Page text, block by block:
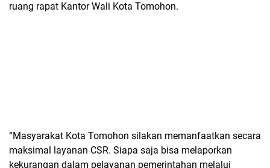
ruang rapat Kantor Wali Kota Tomohon.
“Masyarakat Kota Tomohon silakan memanfaatkan secara
maksimal layanan CSR. Siapa saja bisa melaporkan
kekurangan dalam pelayanan pemerintahan melalui